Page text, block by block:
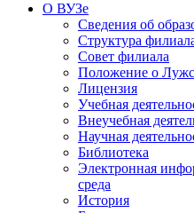
О ВУЗе
Сведения об
Структура
Совет филиала
Положение о
Лицензия
Учебная
Внеучебная
Научная
Библиотека
Электронная
среда
История